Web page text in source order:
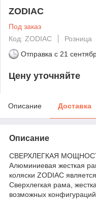
ZODIAC
Под заказ
Код: ZODIAC
Розница
Отправка с 21
Цену уточняйте
Описание Доставка
Описание
СВЕРХЛЕГКАЯ
Алюминиевая жесткая
коляски ZODIAC
Сверхлегкая рама,
возможных